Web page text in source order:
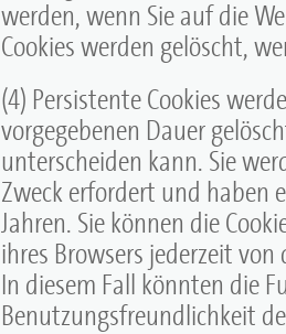
werden, wenn Sie auf die
Cookies werden gelöscht,
(4) Persistente Cookies
vorgegebenen Dauer
unterscheiden kann. Sie
Zweck erfordert und haben
Jahren. Sie können die
ihres Browsers jederzeit
In diesem Fall könnten die
Benutzungsfreundlichkeit